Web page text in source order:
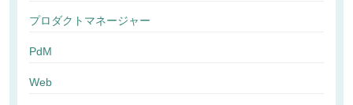
プロダクトマネージャー
PdM
Web